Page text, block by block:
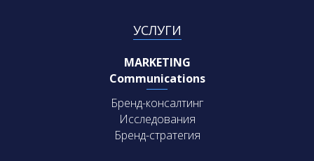
УСЛУГИ
MARKETING
Communications
Бренд-консалтинг
Исследования
Бренд-стратегия